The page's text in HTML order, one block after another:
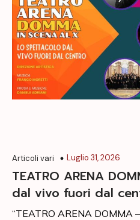
Articoli vari Luglio 31, 2026
TEATRO ARENA
dal vivo fuori dal
“TEATRO ARENA DOMMA